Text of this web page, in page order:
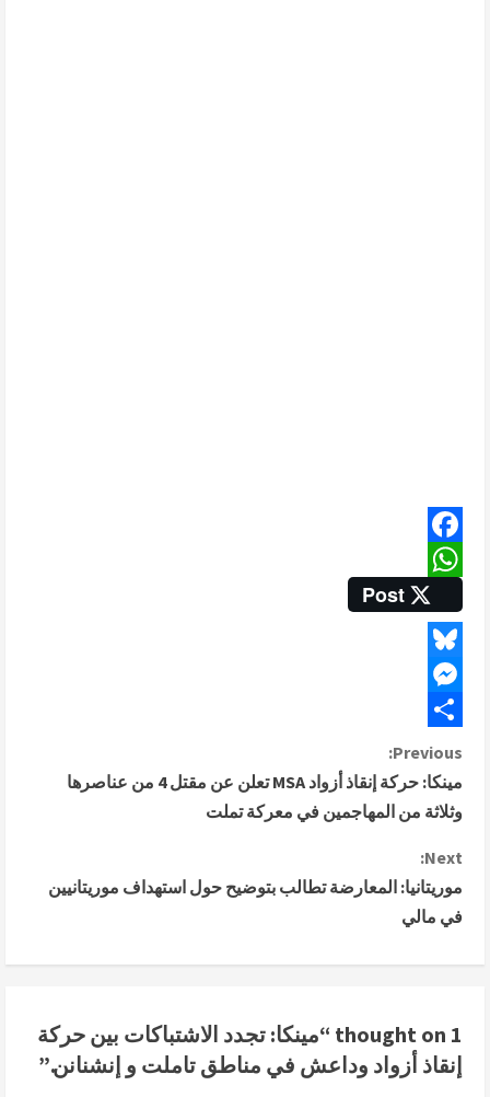
Facebook
WhatsApp
Post
Bluesky
Messenger
ShareC
o
n
t
u
e
Previous:
مينكا: حركة إنقاذ أزواد MSA تعلن عن مقتل 4 من عناصرها
وثلاثة من المهاجمين في معركة تملت
Next:
موريتانيا: المعارضة تطالب بتوضيح حول استهداف موريتانيين
في مالي
1 thought on “
مينكا: تجدد الاشتباكات بين حركة
إنقاذ أزواد وداعش في مناطق تاملت و إنشنانن.”